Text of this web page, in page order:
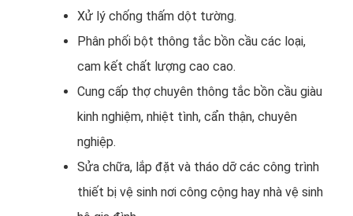
Xử lý chống thấm dột tường.
Phân phối bột thông tắc bồn cầu các loại,
cam kết chất lượng cao cao.
Cung cấp thợ chuyên thông tắc bồn cầu giàu
kinh nghiệm, nhiệt tình, cẩn thận, chuyên
nghiệp.
Sửa chữa, lắp đặt và tháo dỡ các công trình
thiết bị vệ sinh nơi công cộng hay nhà vệ sinh